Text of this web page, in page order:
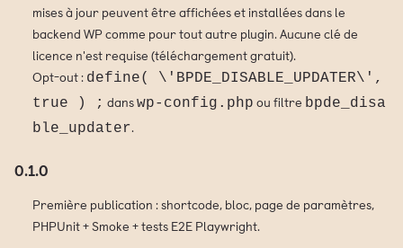
mises à jour peuvent être affichées et installées dans le
backend WP comme pour tout autre plugin. Aucune clé de
licence n'est requise (téléchargement gratuit).
Opt-out : define( \'BPDE_DISABLE_UPDATER\',
true ) ; danswp-config.php ou filtre bpde_disa
ble_updater.
0.1.0
Première publication : shortcode, bloc, page de paramètres,
PHPUnit + Smoke + tests E2E Playwright.